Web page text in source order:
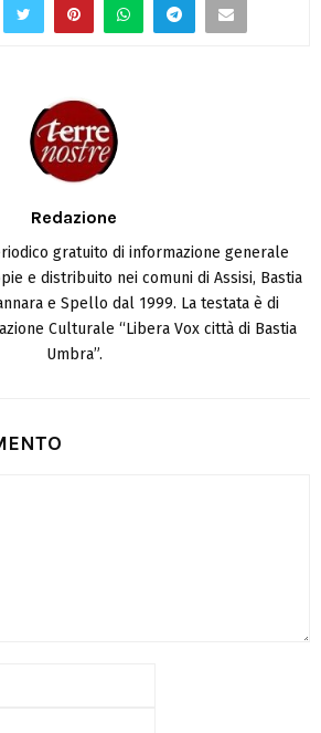
Redazione
gratuito di informazione generale
e distribuito nei comuni di Assisi, Bastia
e Spello dal 1999. La testata è di
Culturale “Libera Vox città di Bastia
Umbra”.